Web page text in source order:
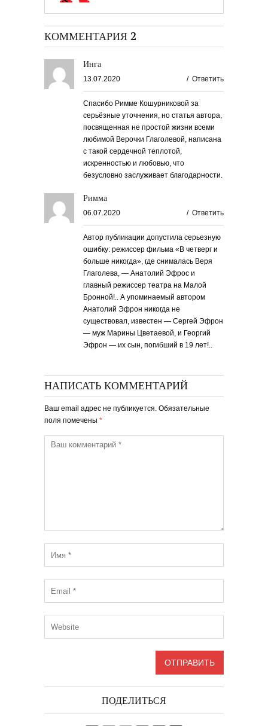
КОММЕНТАРИЯ 2
Инга
13.07.2020 / Ответить
Спасибо Римме Кошурниковой за
серьёзные уточнения, но статья автора,
посвященная не простой жизни всеми
любимой Верочки Глаголевой, написана
с такой сердечной теплотой,
искренностью и любовью, что
безусловно заслуживает благодарности.
Римма
06.07.2020 / Ответить
Автор публикации допустила серьезную
ошибку: режиссер фильма «В четверг и
больше никогда», где снималась Веря
Глаголева, — Анатолий Эфрос и
главный режиссер театра на Малой
Бронной!.. А упоминаемый автором
Анатолий Эфрон никогда не
существовал, известен — Сергей Эфрон
— муж Марины Цветаевой, и Георгий
Эфрон — их сын, погибший в 19 лет!..
НАПИСАТЬ КОММЕНТАРИЙ
Ваш email адрес не публикуется. Обязательные
поля помечены *
ПОДЕЛИТЬСЯ